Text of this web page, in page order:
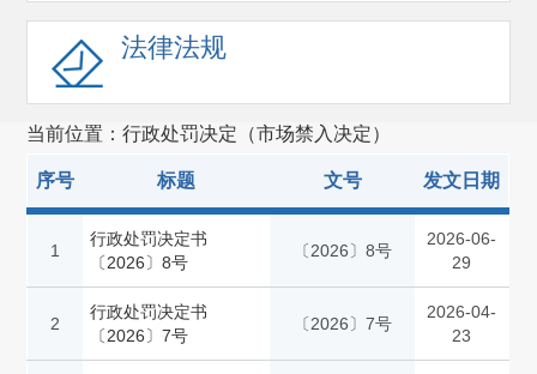
法律法规
当前位置：行政处罚决定（市场禁入决定）
序号 标题 文号 发文日期
1
行政处罚决定书
〔2026〕8号
〔2026〕8号
2026-06-
29
2
行政处罚决定书
〔2026〕7号
〔2026〕7号
2026-04-
23